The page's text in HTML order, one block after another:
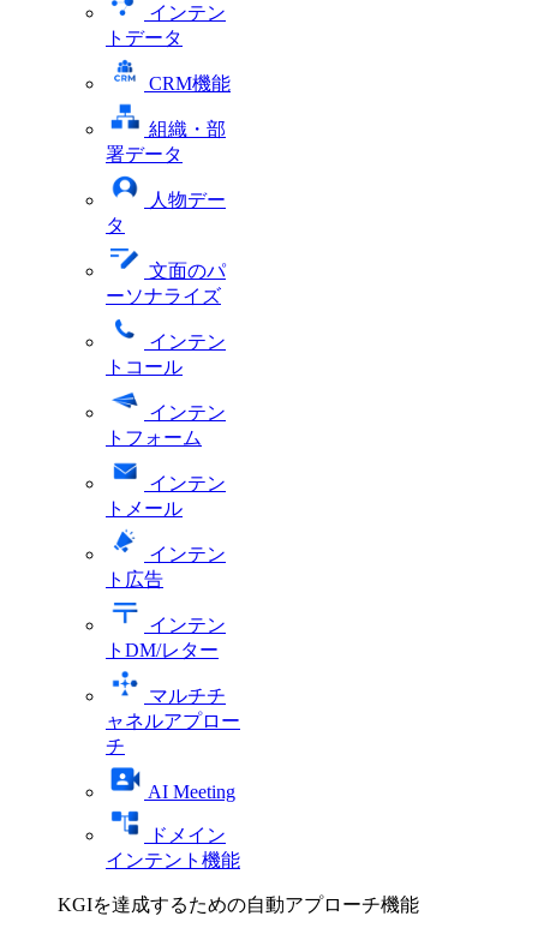
インテン
トデータ
CRM機能
組織・部
署データ
人物デー
タ
文面のパ
ーソナライズ
インテン
トコール
インテン
トフォーム
インテン
トメール
インテン
ト広告
インテン
トDM/レター
マルチチ
ャネルアプロー
チ
AI Meeting
ドメイン
インテント機能
KGIを達成するための自動アプローチ機能